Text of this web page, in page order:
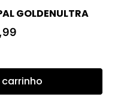
GOLDENULTRA